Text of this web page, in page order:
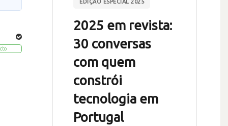
EDIÇÃO ESPECIAL 2025
2025 em revista:
30 conversas
com quem
constrói
tecnologia em
Portugal